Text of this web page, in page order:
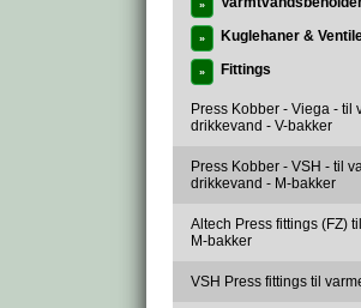
»
» Kuglehaner &
» Fittings
Press Kobber - Viega - til
drikkevand - V-bakker
Press Kobber - VSH - til
drikkevand - M-bakker
Altech Press fittings (FZ)
M-bakker
VSH Press fittings til